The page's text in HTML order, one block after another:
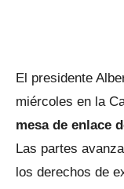
El presidente
miércoles en la
mesa de enlace
Las partes
los derechos de